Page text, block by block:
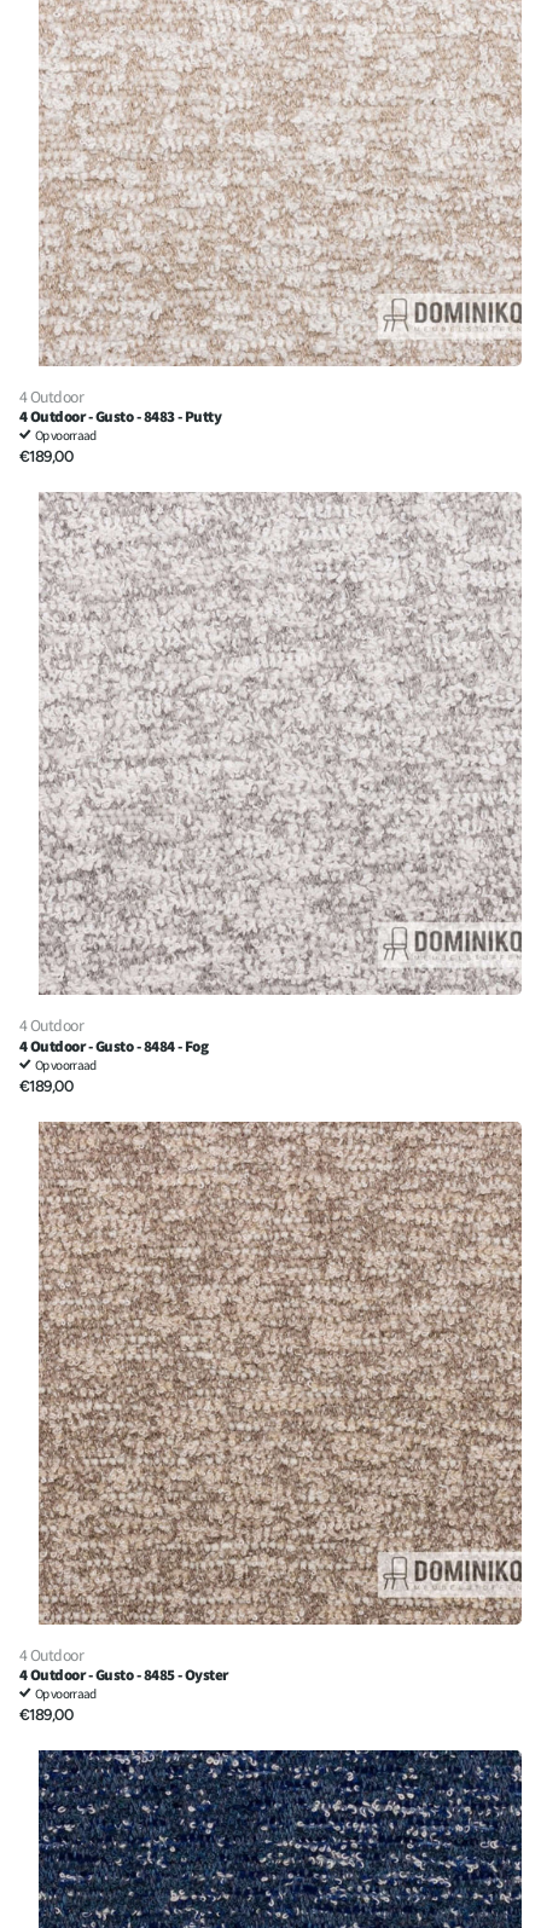
4 Outdoor
4 Outdoor - Gusto - 8483 - Putty
Op voorraad
€189,00
4 Outdoor
4 Outdoor - Gusto - 8484 - Fog
Op voorraad
€189,00
4 Outdoor
4 Outdoor - Gusto - 8485 - Oyster
Op voorraad
€189,00